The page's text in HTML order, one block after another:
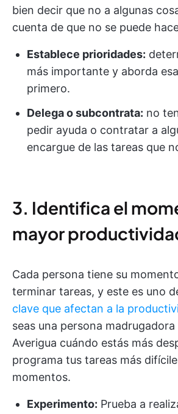
bien decir que no a algunas
cuenta de que no se puede
Establece prioridades:
más importante y aborda
primero.
Delega o subcontrata: no
pedir ayuda o contratar a
encargue de las tareas que
3. Identifica el
mayor
Cada persona tiene su
terminar tareas, y este es uno
clave que afectan a la
seas una persona
Averigua cuándo estás más
programa tus tareas más
momentos.
Experimento: Prueba a